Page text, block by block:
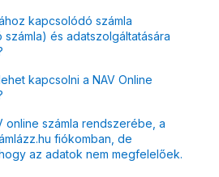
kapcsolódó számla
számla) és adatszolgáltatására
kapcsolni a NAV Online
online számla rendszerébe, a
fiókomban, de
az adatok nem megfelelőek.